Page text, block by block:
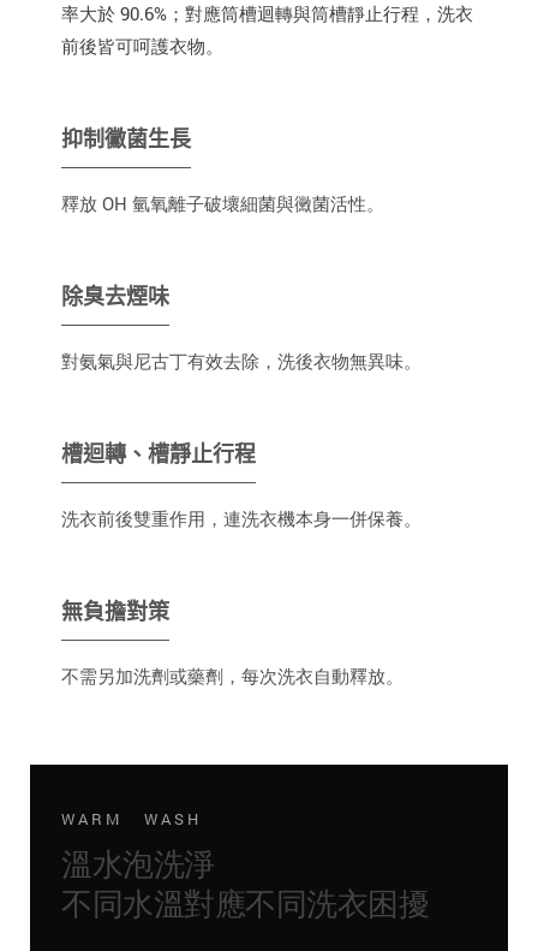
率大於 90.6%；對應筒槽迴轉與筒槽靜止行程，洗衣
前後皆可呵護衣物。
抑制黴菌生長
釋放 OH 氫氧離子破壞細菌與黴菌活性。
除臭去煙味
對氨氣與尼古丁有效去除，洗後衣物無異味。
槽迴轉、槽靜止行程
洗衣前後雙重作用，連洗衣機本身一併保養。
無負擔對策
不需另加洗劑或藥劑，每次洗衣自動釋放。
WARM WASH
溫水泡洗淨
不同水溫對應不同洗衣困擾